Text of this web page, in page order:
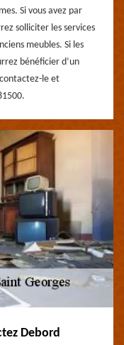
Si vous avez par
solliciter les services
meubles. Si les
bénéficier d’un
le et
Debord